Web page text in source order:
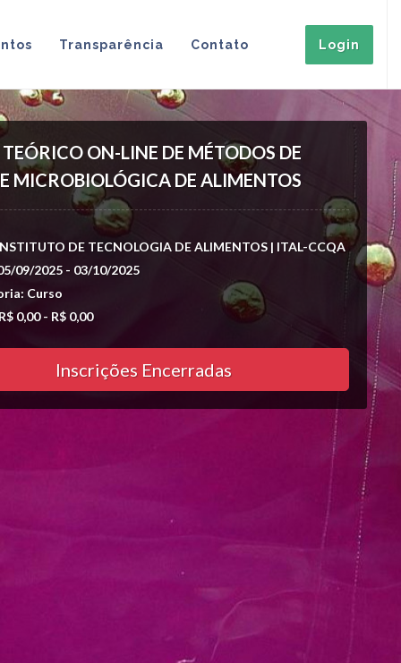
Transparência Contato Login
ON-LINE DE MÉTODOS DE
MICROBIOLÓGICA DE ALIMENTOS
DE TECNOLOGIA DE ALIMENTOS | ITAL-CCQA
09/2025 - 03/10/2025
Curso
0,00 - R$ 0,00
Inscrições Encerradas